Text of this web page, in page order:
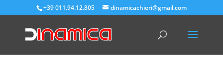
+39 011.94.12.805 dinamicachieri@gmail.com